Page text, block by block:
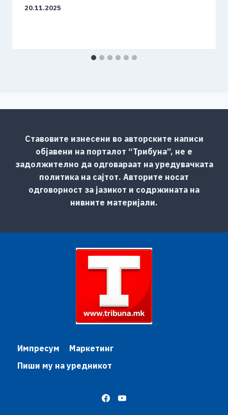
20.11.2025
Ставовите изнесени во авторските написи
објавени на порталот “Трибуна”, не е
задолжително да одговараат на уредувачката
политика на сајтот. Авторите носат
одговорност за јазикот и содржината на
нивните материјали.
Импресум
Маркетинг
Пиши му на уредникот